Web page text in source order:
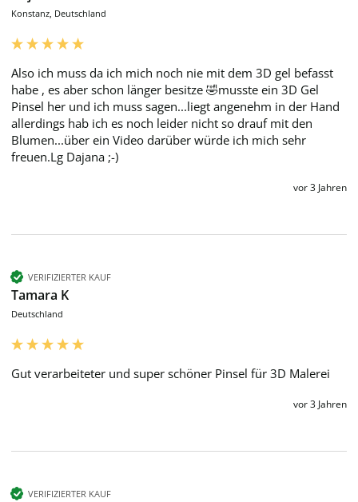
Konstanz, Deutschland
Also ich muss da ich mich noch nie mit dem 3D gel befasst
habe , es aber schon länger besitze 🤣musste ein 3D Gel
Pinsel her und ich muss sagen...liegt angenehm in der Hand
allerdings hab ich es noch leider nicht so drauf mit den
Blumen...über ein Video darüber würde ich mich sehr
freuen.Lg Dajana ;-)
vor 3 Jahren
VERIFIZIERTER KAUF
Tamara K
Deutschland
Gut verarbeiteter und super schöner Pinsel für 3D Malerei
vor 3 Jahren
VERIFIZIERTER KAUF